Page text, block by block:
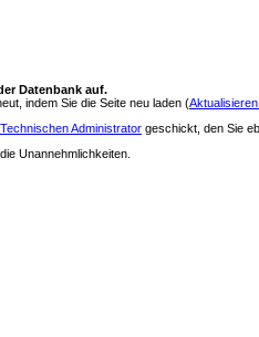
Datenbank auf.
indem Sie die Seite neu laden (
Technischen Administrator geschickt, den Sie
Unannehmlichkeiten.